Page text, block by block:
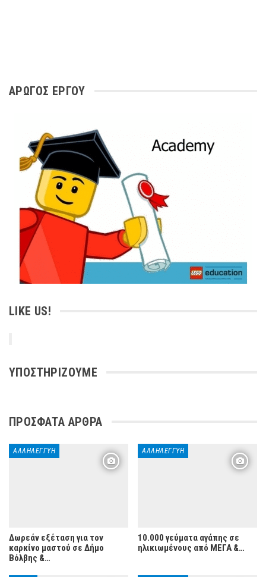
ΑΡΩΓΌΣ ΈΡΓΟΥ
LIKE US!
ΥΠΟΣΤΗΡΊΖΟΥΜΕ
ΠΡΌΣΦΑΤΑ ΆΡΘΡΑ
ΑΛΛΗΛΕΓΓΎΗ
Δωρεάν εξέταση για τον
καρκίνο μαστού σε Δήμο
Βόλβης &…
ΑΛΛΗΛΕΓΓΎΗ
10.000 γεύματα αγάπης σε
ηλικιωμένους από ΜΕΓΑ &…